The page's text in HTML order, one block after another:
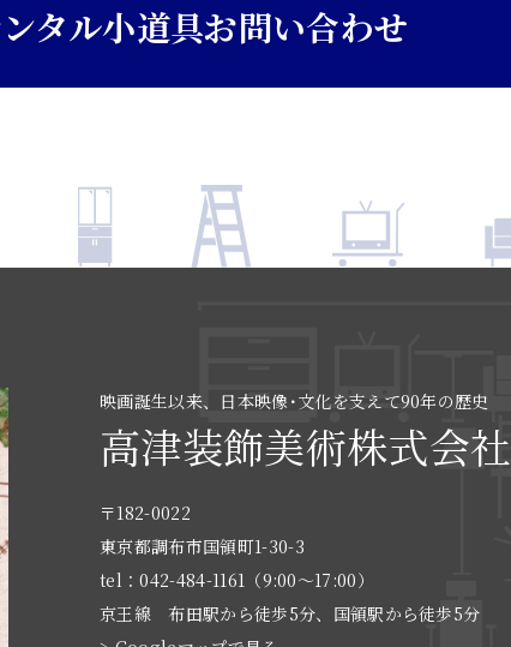
タル小道具お問い合わせ
映画誕生以来、日本映像･文化を支えて90年の歴史
高津装飾美術株式会社
〒182-0022
東京都調布市国領町1-30-3
tel：042-484-1161（9:00〜17:00）
京王線 布田駅から徒歩5分、国領駅から徒歩5分